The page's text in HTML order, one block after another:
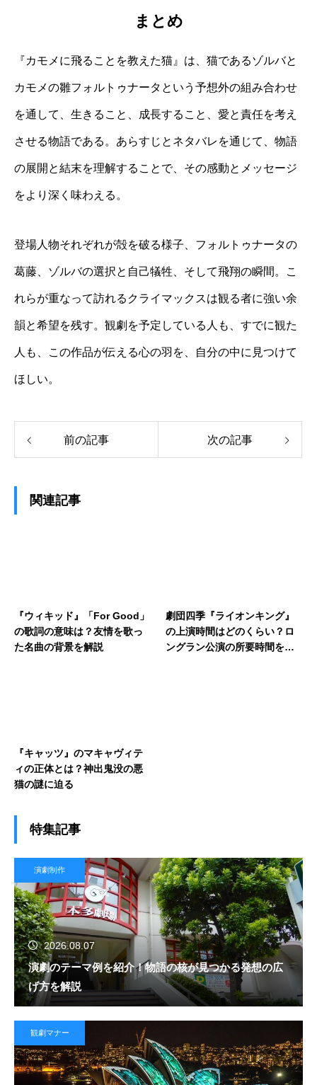
まとめ
『カモメに飛ることを教えた猫』は、猫であるゾルバと
カモメの雛フォルトゥナータという予想外の組み合わせ
を通して、生きること、成長すること、愛と責任を考え
させる物語である。あらすじとネタバレを通じて、物語
の展開と結末を理解することで、その感動とメッセージ
をより深く味わえる。
登場人物それぞれが殻を破る様子、フォルトゥナータの
葛藤、ゾルバの選択と自己犠牲、そして飛翔の瞬間。こ
れらが重なって訪れるクライマックスは観る者に強い余
韻と希望を残す。観劇を予定している人も、すでに観た
人も、この作品が伝える心の羽を、自分の中に見つけて
ほしい。
前の記事 次の記事
関連記事
『ウィキッド』「For Good」
の歌詞の意味は？友情を歌っ
た名曲の背景を解説
劇団四季『ライオンキング』
の上演時間はどのくらい？ロ
ングラン公演の所要時間を解
『キャッツ』のマキャヴィテ
ィの正体とは？神出鬼没の悪
猫の謎に迫る
特集記事
演劇制作
2026.08.07
演劇のテーマ例を紹介！物語の核が見つかる発想の広
げ方を解説
観劇マナー